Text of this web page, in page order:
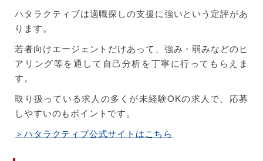
ハタラクティブは適職探しの支援に強いという定評があ
ります。
若者向けエージェントだけあって、強み・弱みなどのヒ
アリング等を通して自己分析を丁寧に行ってもらえま
す。
取り扱っている求人の多くが未経験OKの求人で、応募
しやすいのもポイントです。
＞ハタラクティブ公式サイトはこちら